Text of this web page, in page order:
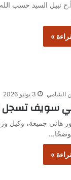
أ.ح نبيل السيد حسب
»
الشامي 3 يونيو 2026
طوارئ و416 عملية جراحية خلال أيام العيد
هاني جميعة، وكيل
»